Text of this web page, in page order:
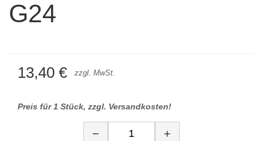
G24
13,40 € zzgl. MwSt.
Preis für 1 Stück, zzgl. Versandkosten!
Menge
− +